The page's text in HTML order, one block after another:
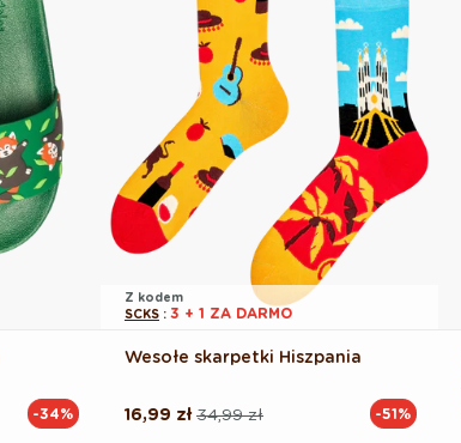
-34%
Z kodem
SCKS : 3 + 1 ZA DARMO
Wesołe skarpetki Hiszpania
Cena
34,99 zł
Cena
16,99 zł -51%